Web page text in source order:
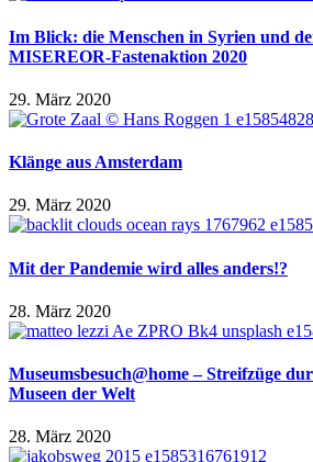
Im Blick: die Menschen in Syrien und
MISEREOR-Fastenaktion 2020
29. März 2020
Klänge aus Amsterdam
29. März 2020
Mit der Pandemie wird alles anders!?
28. März 2020
Museumsbesuch@home – Streifzüge
Museen der Welt
28. März 2020